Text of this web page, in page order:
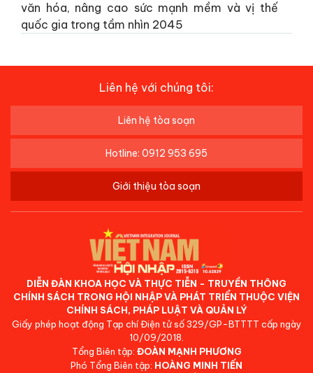
văn hóa, nâng cao sức mạnh mềm và vị thế
quốc gia trong tầm nhìn 2045
Liên hệ với chúng tôi:
Liên hệ tòa soạn
Hotline: 0912 953 695
Giới thiệu tòa soạn
DIỄN ĐÀN KHOA HỌC VÀ THỰC TIỄN - TRUYỀN THÔNG
CHÍNH SÁCH TRONG HỘI NHẬP VÀ PHÁT TRIỂN THUỘC VIỆN
CHÍNH SÁCH, PHÁP LUẬT VÀ QUẢN LÝ
Giấy phép hoạt động Tạp chí Điện tử số 329/GP-BTTTT cấp ngày
10/09/2018.
Tổng Biên tập: ĐOÀN MẠNH PHƯƠNG
Phó Tổng Biên tập: HOÀNG MINH TIẾN